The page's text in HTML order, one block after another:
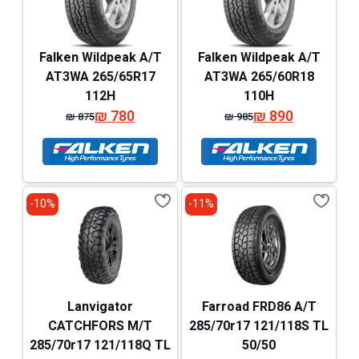
Falken Wildpeak A/T
AT3WA 265/60R18
110H
₪985
המחיר
המקורי
היה:
₪ 985.
₪890 המחיר
הנוכחי
הוא:
₪ 890.
Falken Wildpeak A/T
AT3WA 265/65R17
112H
₪875
המחיר
המקורי
היה:
₪ 875.
₪780 המחיר
הנוכחי
הוא:
₪ 780.
11%-
Farroad FRD86 A/T
285/70r17 121/118S TL
50/50
10%-
Lanvigator
CATCHFORS M/T
285/70r17 121/118Q TL